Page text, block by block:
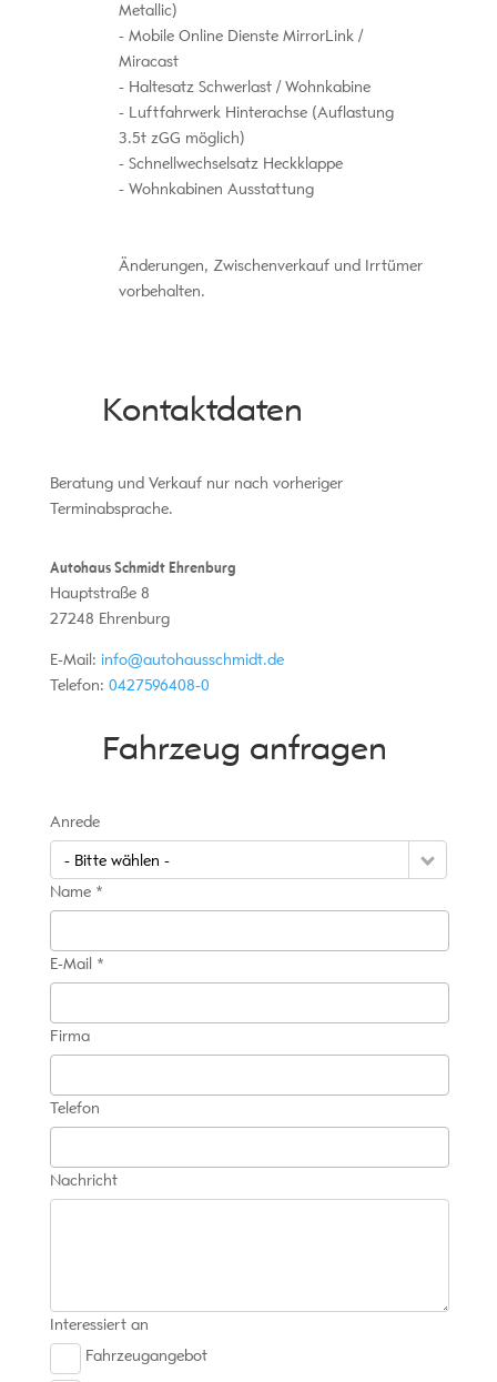
Metallic)
Mobile Online Dienste MirrorLink /
Miracast
Haltesatz Schwerlast / Wohnkabine
Luftfahrwerk Hinterachse (Auflastung
3.5t zGG möglich)
Schnellwechselsatz Heckklappe
Wohnkabinen Ausstattung
Änderungen, Zwischenverkauf und Irrtümer
vorbehalten.
Kontaktdaten
Beratung und Verkauf nur nach vorheriger
Terminabsprache.
Autohaus Schmidt Ehrenburg
Hauptstraße 8
27248 Ehrenburg
E-Mail: info@autohausschmidt.de
Telefon: 0427596408-0
Fahrzeug anfragen
Anrede
- Bitte wählen -
Name *
E-Mail *
Firma
Telefon
Nachricht
Interessiert an
Fahrzeugangebot